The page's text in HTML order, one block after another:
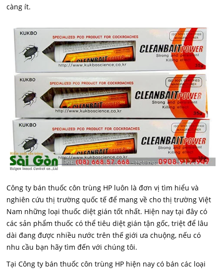
càng ít.
Công ty bán thuốc côn trùng HP luôn là đơn vị tìm hiểu và
nghiên cứu thị trường quốc tế để mang về cho thị trường Việt
Nam những loại thuốc diệt gián tốt nhất. Hiện nay tại đây có
các sản phẩm thuốc có thể tiêu diệt gián tận gốc, triệt để lâu
dài đang được nhiều nước trên thế giới ưa chuộng, nếu có
nhu cầu bạn hãy tìm đến với chúng tôi.
Tại Công ty bán thuốc côn trùng HP hiện nay có bán các loại